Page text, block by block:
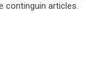
continguin articles.